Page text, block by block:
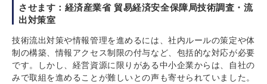
させます：経済産業省 貿易経済安全保障局技術調査・流
出対策室
技術流出対策や情報管理を進めるには、社内ルールの策定や体
制の構築、情報アクセス制限の付与など、包括的な対応が必要
です。しかし、経営資源に限りがある中小企業からは、自社の
みで取組を進めることが難しいとの声も寄せられていました。